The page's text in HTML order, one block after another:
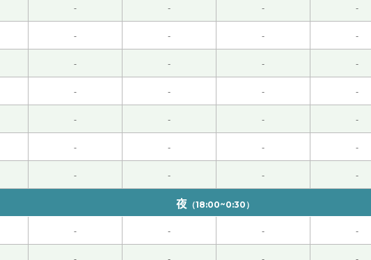
た。先生とのレッスンを３００回くらいして、ようやく汉语会法301の
ことを後悔して、下巻に入ったときは最後のページを見て、とてもでき
。終わったことが信じられない。根気よく先生が教えてくれたおかげで
もよろしくお願いします。( 40代 女性 )
难，不过继续加油！
课，我很开心！下次再见！！
- - - -
- - - -
- - - -
- - - -
- - - -
- - - -
- - - -
夜 （18:00~0:30）
- - - -